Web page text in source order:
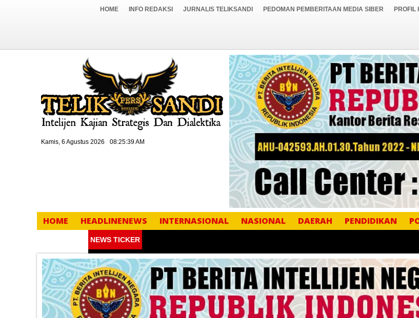
HOME INFO REDAKSI JURNALIS TELIKSANDI PEDOMAN PEMBERITAAN MEDIA SIBER PROFIL
Kamis, 6 Agustus 2026 08:25:40 AM
HOME HEADLINENEWS INTERNASIONAL NASIONAL DAERAH PENDIDIKAN
NEWS TICKER